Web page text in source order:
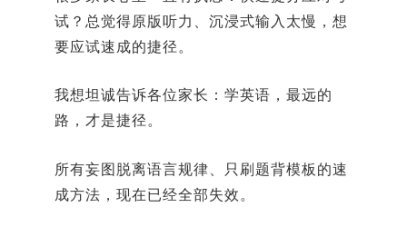
试？总觉得原版听力、沉浸式输入太慢，想
要应试速成的捷径。
我想坦诚告诉各位家长：学英语，最远的
路，才是捷径。
所有妄图脱离语言规律、只刷题背模板的速
成方法，现在已经全部失效。